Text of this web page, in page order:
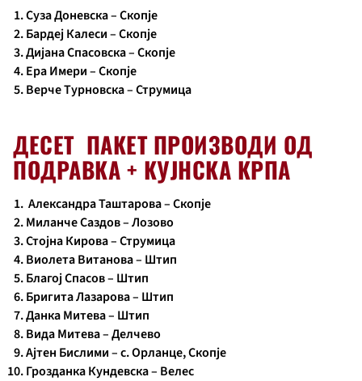
Суза Доневска – Скопје
Бардеј Калеси – Скопје
Дијана Спасовска – Скопје
Ера Имери – Скопје
Верче Турновска – Струмица
ДЕСЕТ ПАКЕТ ПРОИЗВОДИ ОД
ПОДРАВКА + КУЈНСКА КРПА
Александра Таштарова – Скопје
Миланче Саздов – Лозово
Стојна Кирова – Струмица
Виолета Витанова – Штип
Благој Спасов – Штип
Бригита Лазарова – Штип
Данка Митева – Штип
Вида Митева – Делчево
Ајтен Бислими – с. Орланце, Скопје
Грозданка Кундевска – Велес